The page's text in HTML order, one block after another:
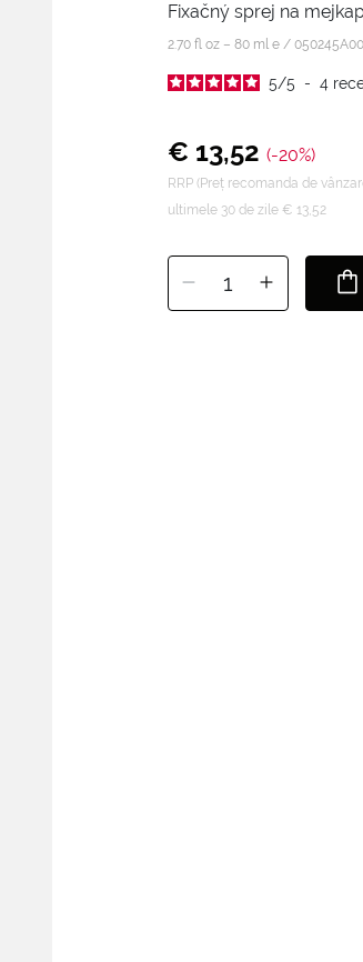
Fixačný sprej na
2.70 fl oz – 80 ml e /
5/5 - 4
€ 13,52 (-20%)
RRP (Preț recomanda de
ultimele 30 de zile € 13,52
1